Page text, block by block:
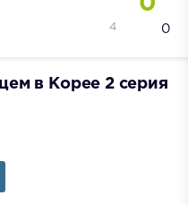
0
4
в Корее 2 серия